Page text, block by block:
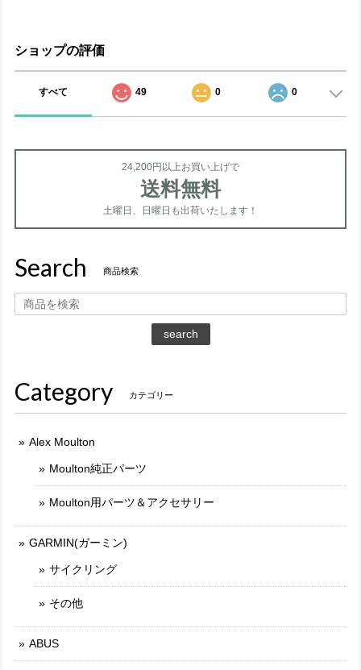
ショップの評価
すべて 49 0 0
24,200円以上お買い上げで
送料無料
土曜日、日曜日も出荷いたします！
Search 商品検索
search
Category カテゴリー
Alex Moulton
Moulton純正パーツ
Moulton用パーツ＆アクセサリー
GARMIN(ガーミン)
サイクリング
その他
ABUS